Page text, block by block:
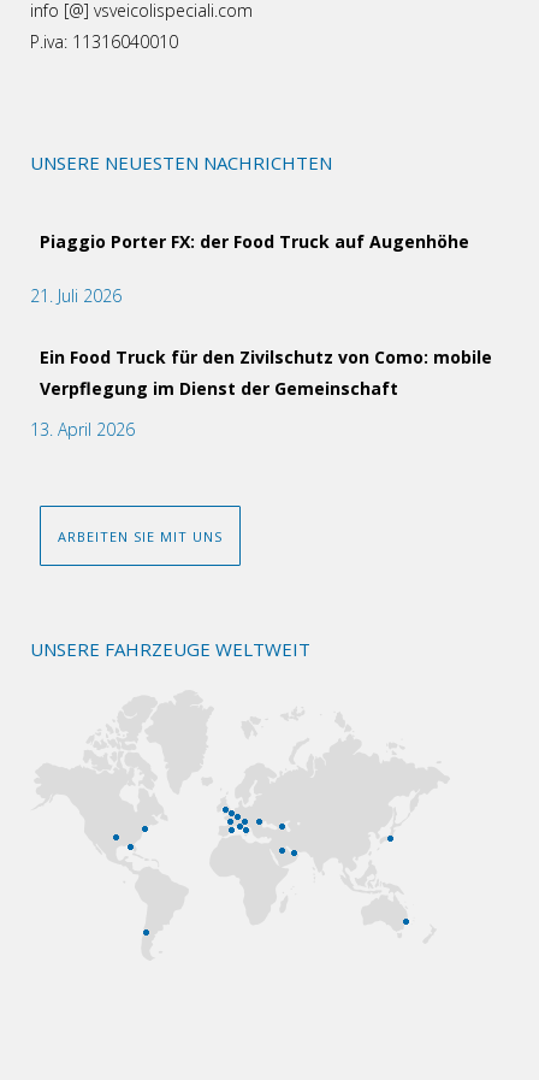
info [@] vsveicolispeciali.com
P.iva: 11316040010
UNSERE NEUESTEN NACHRICHTEN
Piaggio Porter FX: der Food Truck auf Augenhöhe
21. Juli 2026
Ein Food Truck für den Zivilschutz von Como: mobile
Verpflegung im Dienst der Gemeinschaft
13. April 2026
ARBEITEN SIE MIT UNS
UNSERE FAHRZEUGE WELTWEIT